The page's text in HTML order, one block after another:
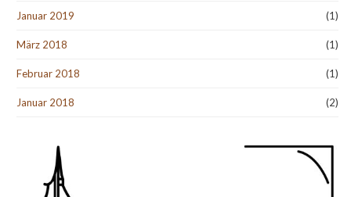
Januar 2019 (1)
März 2018 (1)
Februar 2018 (1)
Januar 2018 (2)